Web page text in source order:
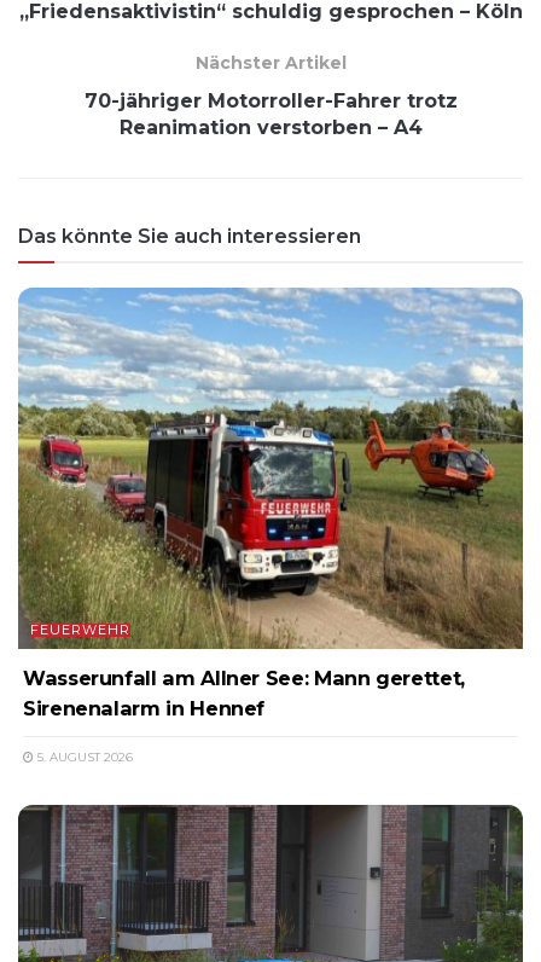
„Friedensaktivistin“ schuldig gesprochen – Köln
Nächster Artikel
70-jähriger Motorroller-Fahrer trotz
Reanimation verstorben – A4
Das könnte Sie auch interessieren
FEUERWEHR
Wasserunfall am Allner See: Mann gerettet,
Sirenenalarm in Hennef
5. AUGUST 2026